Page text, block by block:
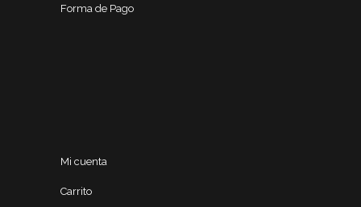
Forma de Pago
Mi cuenta
Carrito